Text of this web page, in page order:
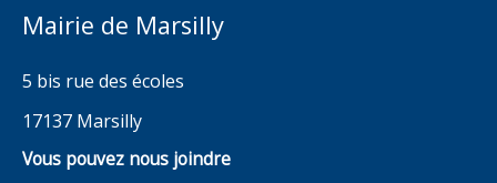
Mairie de Marsilly
5 bis rue des écoles
17137 Marsilly
Vous pouvez nous joindre